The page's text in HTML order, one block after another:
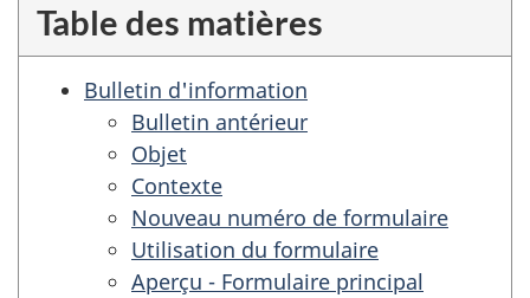
Table des matières
Bulletin d'information
Bulletin antérieur
Objet
Contexte
Nouveau numéro de formulaire
Utilisation du formulaire
Aperçu - Formulaire principal